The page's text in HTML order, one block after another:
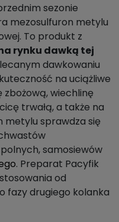
sezonie
mezosulfuron metylu
To produkt z
rynku dawką tej
dawkowaniu
na uciążliwe
zbożową, wiechlinę
trwałą, a także na
metylu sprawdza się
samosiewów
. Preparat Pacyfik
od
fazy drugiego kolanka